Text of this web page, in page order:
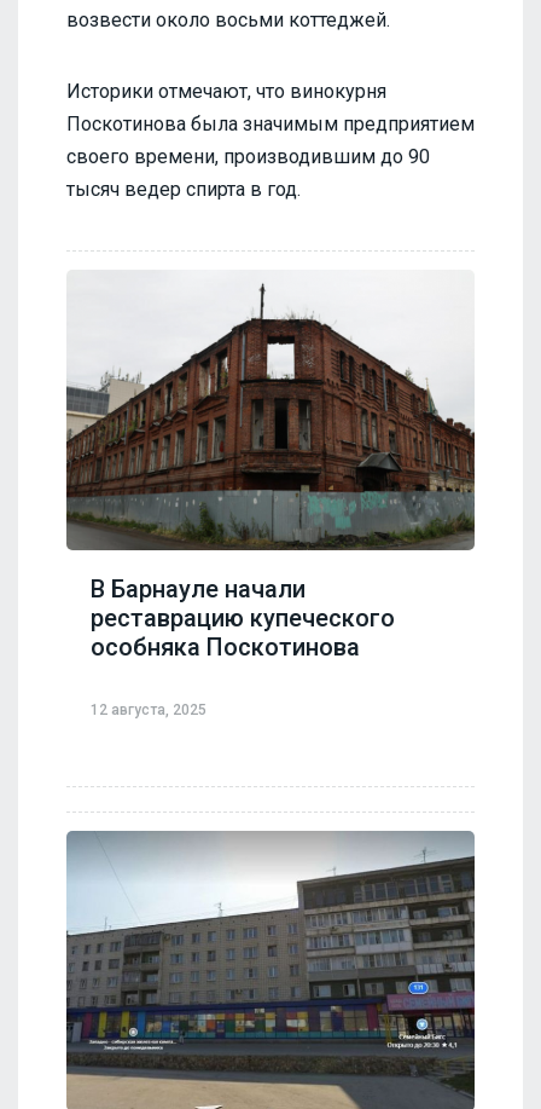
возвести около восьми коттеджей.
Историки отмечают, что винокурня
Поскотинова была значимым предприятием
своего времени, производившим до 90
тысяч ведер спирта в год.
В Барнауле начали
реставрацию купеческого
особняка Поскотинова
12 августа, 2025